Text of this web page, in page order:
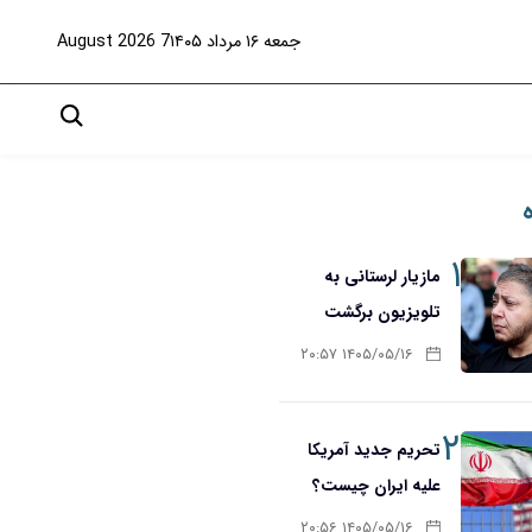
جمعه ۱۶ مرداد ۱۴۰۵ 7 August 2026
۱ مازیار لرستانی به
تلویزیون برگشت
۱۴۰۵/۰۵/۱۶ ۲۰:۵۷
۲تحریم‌ جدید آمریکا
علیه ایران چیست؟